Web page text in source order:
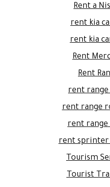
Rent a
rent kia
rent kia
Rent
Rent
rent
rent range
rent
rent sprinter
Tourism
Tourist